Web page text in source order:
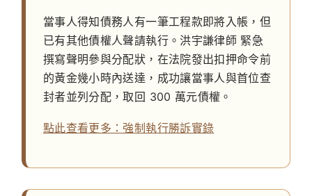
當事人得知債務人有一筆工程款即將入帳，但
已有其他債權人聲請執行。 洪宇謙律師緊急
撰寫聲明參與分配狀，在法院發出扣押命令前
的黃金幾小時內送達，成功讓當事人與首位查
封者並列分配，取回 300 萬元債權。
點此查看更多：強制執行勝訴實錄